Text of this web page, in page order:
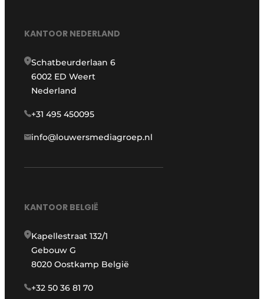
KANTOOR NEDERLAND
Schatbeurderlaan 6
6002 ED Weert
Nederland
+31 495 450095
info@louwersmediagroep.nl
KANTOOR BELGIË
Kapellestraat 132/1
Gebouw G
8020 Oostkamp België
+32 50 36 81 70